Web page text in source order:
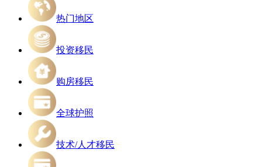
热门地区
投资移民
购房移民
全球护照
技术/人才移民